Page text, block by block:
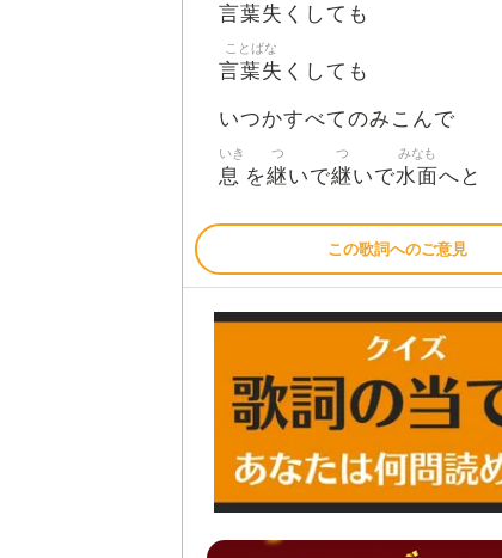
言葉失 くしても
言葉失
ことばな
くしても
いつかすべてのみこんで
息
いき
を継
つ
いで継
つ
いで水面
みなも
へと
この歌詞へのご意見